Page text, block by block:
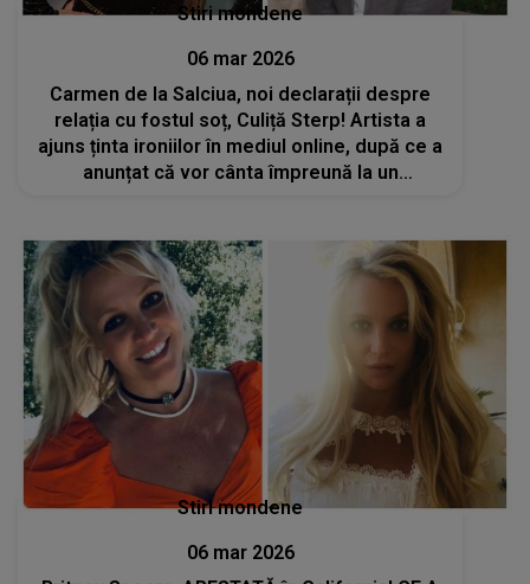
Stiri mondene
06 mar 2026
Carmen de la Salciua, noi declarații despre
relația cu fostul soț, Culiță Sterp! Artista a
ajuns ținta ironiilor în mediul online, după ce a
anunțat că vor cânta împreună la un
Stiri mondene
06 mar 2026